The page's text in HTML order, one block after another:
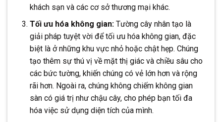
khách sạn và các cơ sở thương mại khác.
Tối ưu hóa không gian:Tường cây nhân tạo là
giải pháp tuyệt vời để tối ưu hóa không gian, đặc
biệt là ở những khu vực nhỏ hoặc chật hẹp. Chúng
tạo thêm sự thú vị về mặt thị giác và chiều sâu cho
các bức tường, khiến chúng có vẻ lớn hơn và rộng
rãi hơn. Ngoài ra, chúng không chiếm không gian
sàn có giá trị như chậu cây, cho phép bạn tối đa
hóa việc sử dụng diện tích của mình.